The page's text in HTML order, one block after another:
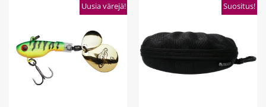
Uusia värejä! Suositus!